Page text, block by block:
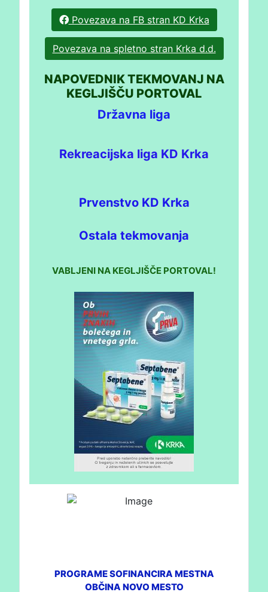
Povezava na FB stran KD Krka
Povezava na spletno stran Krka d.d.
NAPOVEDNIK TEKMOVANJ NA
KEGLJIŠČU PORTOVAL
Državna liga
Rekreacijska liga KD Krka
Prvenstvo KD Krka
Ostala tekmovanja
VABLJENI NA KEGLJIŠČE PORTOVAL!
PROGRAME SOFINANCIRA MESTNA
OBČINA NOVO MESTO